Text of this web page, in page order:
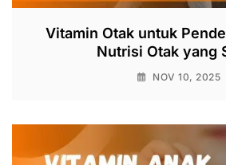
Vitamin Otak untuk
Nutrisi Otak yang
NOV 10, 2025